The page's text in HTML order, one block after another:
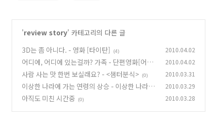
'review story' 카테고리의 다른 글
3D는 좀 아니다. - 영화 [타이탄]
(4) 2010.04.02
어디에, 어디에 있는걸까? 가족 - 단편영화[어디
에] (0)
2010.04.02
사람 사는 맛 한번 보실래요? - <샘터분식> (0) 2010.03.31
이상한 나라에 가는 연령의 상승 - 이상한 나라의
앨리스와 집으로 돌아가는 길
2010.03.29
아직도 미친 시간중 (0) 2010.03.28